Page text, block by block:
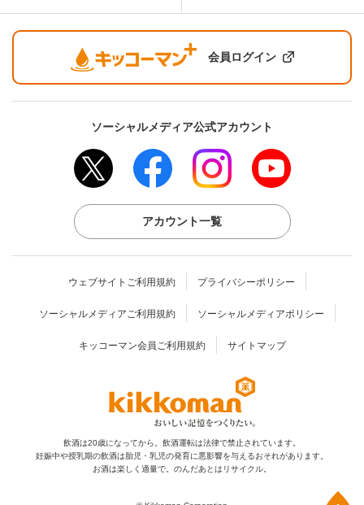
会員ログイン
ソーシャルメディア公式アカウント
アカウント一覧
ウェブサイトご利用規約 プライバシーポリシー
ソーシャルメディアご利用規約 ソーシャルメディアポリシー
キッコーマン会員ご利用規約 サイトマップ
飲酒は20歳になってから。飲酒運転は法律で禁止されています。
妊娠中や授乳期の飲酒は胎児・乳児の発育に悪影響を与えるおそれがあります。
お酒は楽しく適量で。のんだあとはリサイクル。